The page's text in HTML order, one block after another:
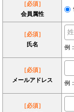
［必須］
会員属性
［必須］
氏名
例
［必須］
メールアドレス
例
［必須］